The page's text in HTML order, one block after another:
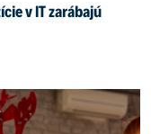
v IT zarábajú